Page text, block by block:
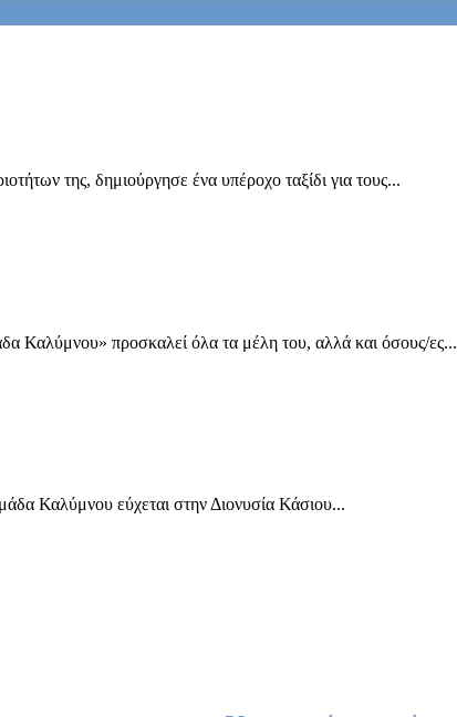
της, δημιούργησε ένα υπέροχο ταξίδι για τους...
Καλύμνου» προσκαλεί όλα τα μέλη του, αλλά και όσους/ες...
Καλύμνου εύχεται στην Διονυσία Κάσιου...